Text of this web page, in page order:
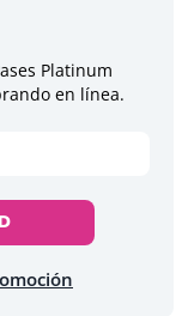
Platinum
en línea.